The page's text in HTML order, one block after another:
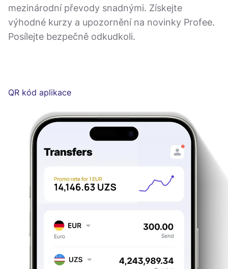
mezinárodní převody snadnými. Získejte
výhodné kurzy a upozornění na novinky Profee.
Posílejte bezpečně odkudkoli.
QR kód aplikace